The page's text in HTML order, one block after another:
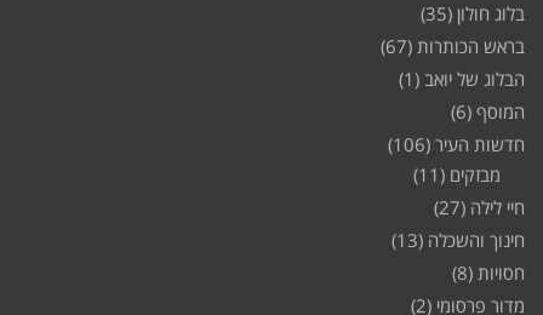
בלוג חולון (35)
בראש הכותרות (67)
הבלוג של יואב (1)
המוסף (6)
חדשות העיר (106)
מבזקים (11)
חיי לילה (27)
חינוך והשכלה (13)
חסויות (8)
מדור פרסומי (2)